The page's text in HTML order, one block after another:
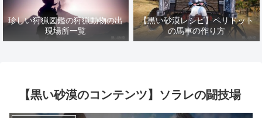
珍しい狩猟図鑑の狩猟動物の出
現場所一覧
【黒い砂漠レシピ】ペリドット
の馬車の作り方
【黒い砂漠のコンテンツ】ソラレの闘技場